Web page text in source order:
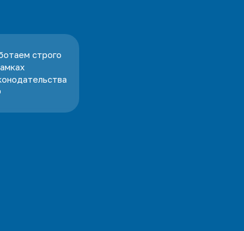
строго